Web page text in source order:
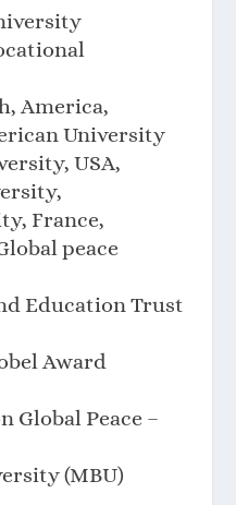
America,
University
USA,
France,
peace
Education Trust
Award
Peace –
(MBU)